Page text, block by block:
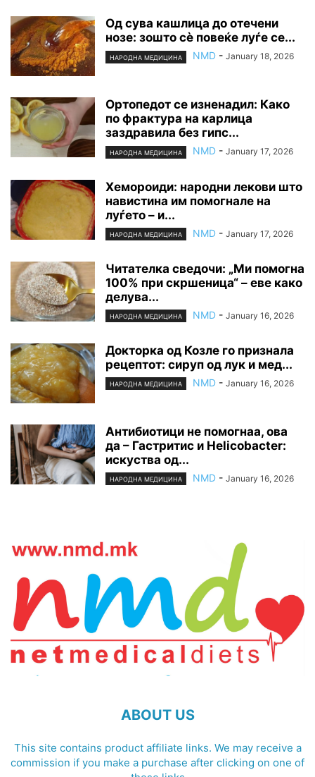
Од сува кашлица до отечени
нозе: зошто сè повеќе луѓе се...
НАРОДНА МЕДИЦИНА NMD - January 18, 2026
Ортопедот се изненадил: Како
по фрактура на карлица
заздравила без гипс...
НАРОДНА МЕДИЦИНА NMD - January 17, 2026
Хемороиди: народни лекови што
навистина им помогнале на
луѓето – и...
НАРОДНА МЕДИЦИНА NMD - January 17, 2026
Читателка сведочи: „Ми помогна
100% при скршеница“ – еве како
делува...
НАРОДНА МЕДИЦИНА NMD - January 16, 2026
Докторка од Козле го признала
рецептот: сируп од лук и мед...
НАРОДНА МЕДИЦИНА NMD - January 16, 2026
Антибиотици не помогнаа, ова
да – Гастритис и Helicobacter:
искуства од...
НАРОДНА МЕДИЦИНА NMD - January 16, 2026
ABOUT US
This site contains product affiliate links. We may receive a
commission if you make a purchase after clicking on one of